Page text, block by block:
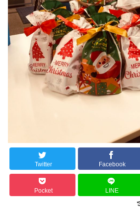
Twitter Facebook
Pocket LINE